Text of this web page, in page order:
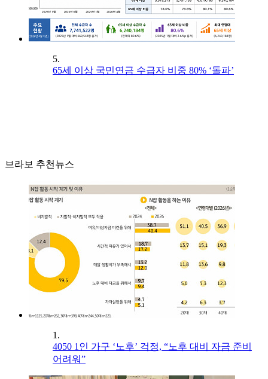
5.
65세 이상 국민연금 수급자 비중 80% ‘돌파’
브라보 추천뉴스
1.
4050 1인 가구 ‘노후’ 걱정, “노후 대비 자금 준비
어려워”